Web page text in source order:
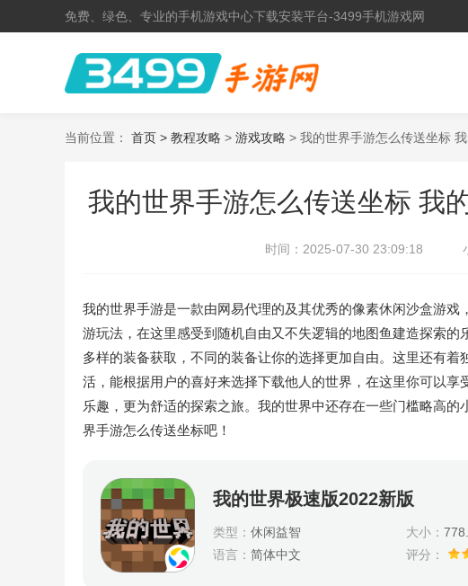
免费、绿色、专业的手机游戏中心下载安装平台-3499手机游戏网
当前位置： 首页 > 教程攻略 > 游戏攻略 > 我的世界手游怎么传送坐标
我的世界手游怎么传送坐标 我
时间： 2025-07-30 23:09:18
我的世界手游是一款由网易代理的及其优秀的像素休闲沙盒游
游玩法，在这里感受到随机自由又不失逻辑的地图鱼建造探索
多样的装备获取，不同的装备让你的选择更加自由。这里还有
活，能根据用户的喜好来选择下载他人的世界，在这里你可以
乐趣，更为舒适的探索之旅。我的世界中还存在一些门槛略高
界手游怎么传送坐标吧！
我的世界极速版2022新版
类型： 休闲益智 大小：
语言： 简体中文 评分：